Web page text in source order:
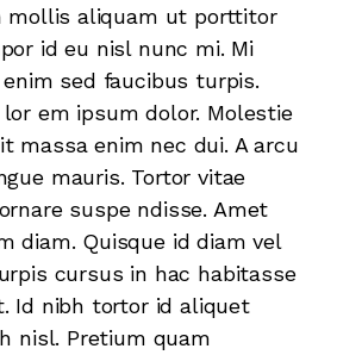
mollis aliquam ut porttitor
id eu nisl nunc mi. Mi
sed faucibus turpis.
em ipsum dolor. Molestie
massa enim nec dui. A arcu
mauris. Tortor vitae
suspe ndisse. Amet
diam. Quisque id diam vel
cursus in hac habitasse
Id nibh tortor id aliquet
nisl. Pretium quam